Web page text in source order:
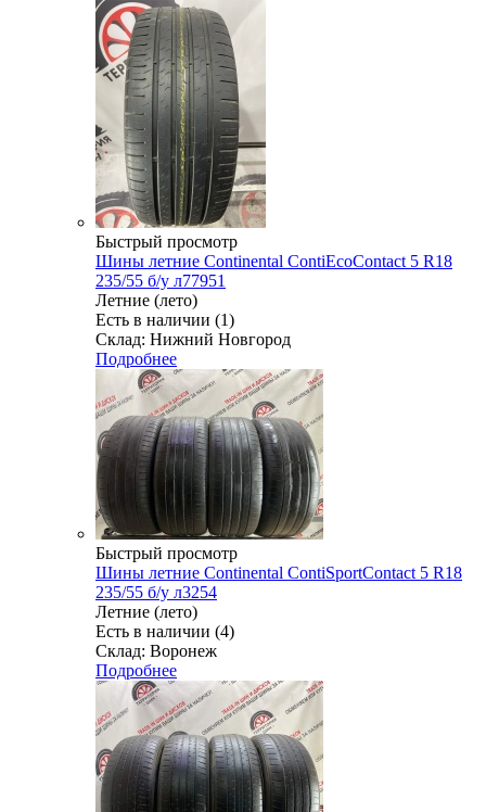
Быстрый просмотр
Шины летние Continental ContiEcoContact 5 R18
235/55 б/у л77951
Летние (лето)
Есть в наличии (1)
Склад: Нижний Новгород
Подробнее
Быстрый просмотр
Шины летние Continental ContiSportContact 5 R18
235/55 б/у л3254
Летние (лето)
Есть в наличии (4)
Склад: Воронеж
Подробнее